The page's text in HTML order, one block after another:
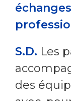
S.D. Les
des